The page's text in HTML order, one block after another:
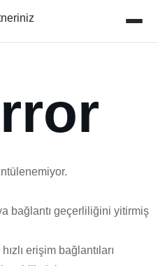
bağlantı geçerliliğini yitirmiş
erişim bağlantıları